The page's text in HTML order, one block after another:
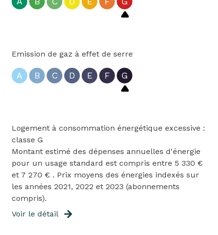
Emission de gaz à effet de serre
A B C D E F G
Logement à consommation énergétique excessive :
classe G
Montant estimé des dépenses annuelles d'énergie
pour un usage standard est compris entre 5 330 €
et 7 270 € . Prix moyens des énergies indexés sur
les années 2021, 2022 et 2023 (abonnements
compris).
Voir le détail